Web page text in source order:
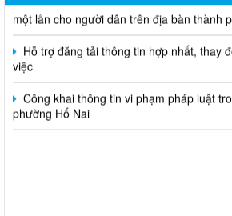
Hỗ trợ đăng tải thông tin hợp nhất, thay
việc
Công khai thông tin vi phạm pháp luật
phường Hố Nai